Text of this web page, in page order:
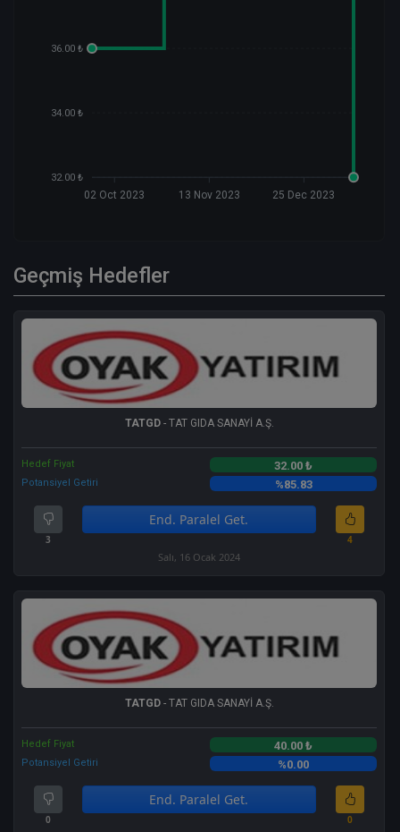
36.00 ₺
34.00 ₺
32.00 ₺
02 Oct 2023 13 Nov 2023 25 Dec 2023
Geçmiş Hedefler
TATGD- TAT GIDA SANAYİ A.Ş.
Hedef Fiyat 32.00 ₺
Potansiyel Getiri %85.83
3
End. Paralel Get.
4
Salı, 16 Ocak 2024
TATGD- TAT GIDA SANAYİ A.Ş.
Hedef Fiyat 40.00 ₺
Potansiyel Getiri %0.00
0
End. Paralel Get.
0